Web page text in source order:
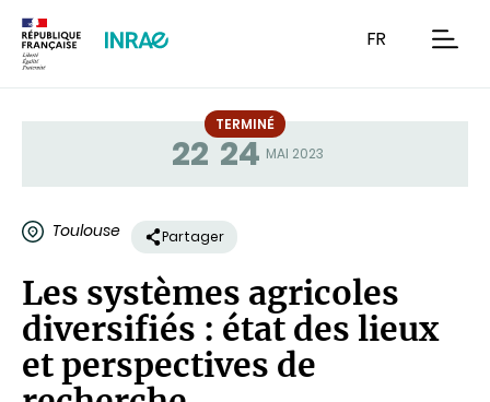
FR
22 24 MAI 2023
Statut
TERMINÉ
Toulouse Partager
Les systèmes agricoles
diversifiés : état des lieux
et perspectives de